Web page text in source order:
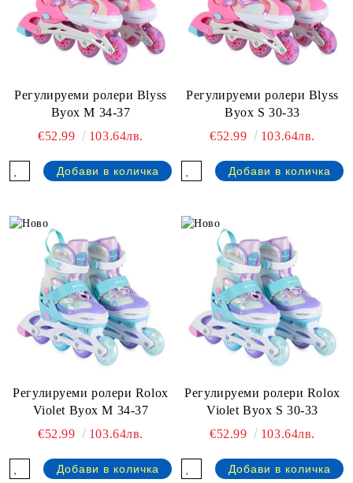
Регулируеми ролери Blyss
Byox M 34-37
€52.99
103.64лв.
Регулируеми ролери Blyss
Byox S 30-33
€52.99
103.64лв.
Регулируеми ролери Rolox
Violet Byox М 34-37
€52.99
103.64лв.
Регулируеми ролери Rolox
Violet Byox S 30-33
€52.99
103.64лв.